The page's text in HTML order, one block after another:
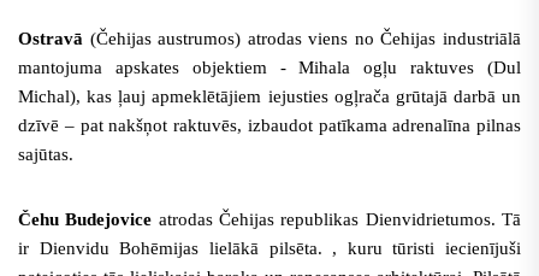
Ostravā (Čehijas austrumos) atrodas viens no Čehijas industriālā
mantojuma apskates objektiem - Mihala ogļu raktuves (Dul
Michal), kas ļauj apmeklētājiem iejusties ogļrača grūtajā darbā un
dzīvē – pat nakšņot raktuvēs, izbaudot patīkama adrenalīna pilnas
sajūtas.
Čehu Budejovice atrodas Čehijas republikas Dienvidrietumos. Tā
ir Dienvidu Bohēmijas lielākā pilsēta. , kuru tūristi iecienījuši